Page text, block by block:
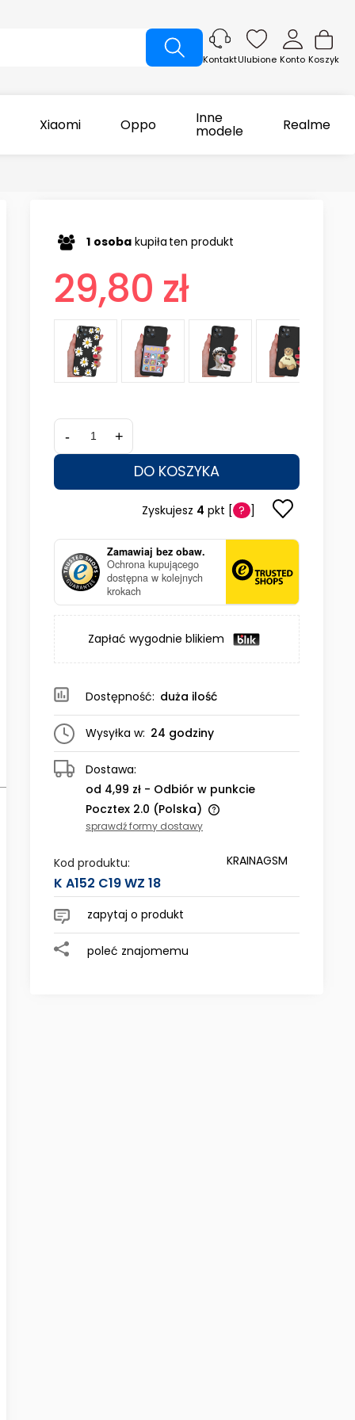
Koszyk
Konto
KontaktUlubione
Xiaomi Oppo Inne
modele Realme
1 osoba kupiła ten produkt
29,80 zł
- +
DO KOSZYKA
Zyskujesz 4 pkt [ ? ]
Zamawiaj bez obaw.
Ochrona kupującego
dostępna w kolejnych
krokach
Zapłać wygodnie blikiem
Dostępność: duża ilość
Wysyłka w: 24 godziny
Dostawa:
od 4,99 zł - Odbiór w punkcie
Pocztex 2.0 (Polska)
kosztów płatności
sprawdź formy dostawy
Kod produktu:
K A152 C19 WZ 18
KRAINAGSM
zapytaj o produkt
poleć znajomemu